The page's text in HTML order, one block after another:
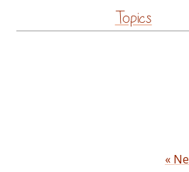
Topics
«